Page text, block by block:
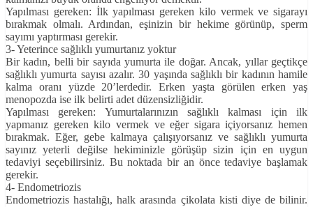
Yapılması gereken: İlk yapılması gereken kilo vermek ve sigarayı
bırakmak olmalı. Ardından, eşinizin bir hekime görünüp, sperm
sayımı yaptırması gerekir.
3- Yeterince sağlıklı yumurtanız yoktur
Bir kadın, belli bir sayıda yumurta ile doğar. Ancak, yıllar geçtikçe
sağlıklı yumurta sayısı azalır. 30 yaşında sağlıklı bir kadının hamile
kalma oranı yüzde 20’lerdedir. Erken yaşta görülen erken yaş
menopozda ise ilk belirti adet düzensizliğidir.
Yapılması gereken: Yumurtalarınızın sağlıklı kalması için ilk
yapmanız gereken kilo vermek ve eğer sigara içiyorsanız hemen
bırakmak. Eğer, gebe kalmaya çalışıyorsanız ve sağlıklı yumurta
sayınız yeterli değilse hekiminizle görüşüp sizin için en uygun
tedaviyi seçebilirsiniz. Bu noktada bir an önce tedaviye başlamak
gerekir.
4- Endometriozis
Endometriozis hastalığı, halk arasında çikolata kisti diye de bilinir.